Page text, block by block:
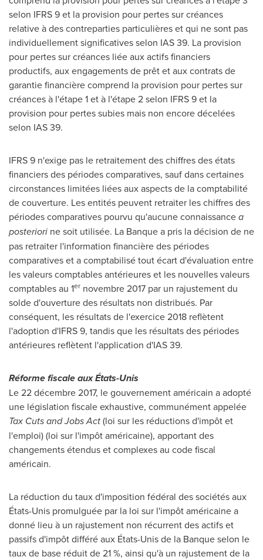
selon IFRS 9 et la provision pour pertes sur créances
relative à des contreparties particulières et qui ne sont pas
individuellement significatives selon IAS 39. La provision
pour pertes sur créances liée aux actifs financiers
productifs, aux engagements de prêt et aux contrats de
garantie financière comprend la provision pour pertes sur
créances à l'étape 1 et à l'étape 2 selon IFRS 9 et la
provision pour pertes subies mais non encore décelées
selon IAS 39.
IFRS 9 n'exige pas le retraitement des chiffres des états
financiers des périodes comparatives, sauf dans certaines
circonstances limitées liées aux aspects de la comptabilité
de couverture. Les entités peuvent retraiter les chiffres des
périodes comparatives pourvu qu'aucune connaissancea
posteriori ne soit utilisée. La Banque a pris la décision de ne
pas retraiter l'information financière des périodes
comparatives et a comptabilisé tout écart d'évaluation entre
les valeurs comptables antérieures et les nouvelles valeurs
comptables au 1er novembre 2017 par un rajustement du
solde d'ouverture des résultats non distribués. Par
conséquent, les résultats de l'exercice 2018 reflètent
l'adoption d'IFRS 9, tandis que les résultats des périodes
antérieures reflètent l'application d'IAS 39.
Réforme fiscale aux États-Unis
Le 22 décembre 2017, le gouvernement américain a adopté
une législation fiscale exhaustive, communément appelée
Tax Cuts and Jobs Act(loi sur les réductions d'impôt et
l'emploi) (loi sur l'impôt américaine), apportant des
changements étendus et complexes au code fiscal
américain.
La réduction du taux d'imposition fédéral des sociétés aux
États-Unis promulguée par la loi sur l'impôt américaine a
donné lieu à un rajustement non récurrent des actifs et
passifs d'impôt différé aux États-Unis de la Banqueselon le
taux de base réduit de 21 %, ainsi qu'à un rajustement de la